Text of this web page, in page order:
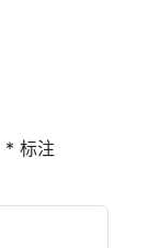
* 标注